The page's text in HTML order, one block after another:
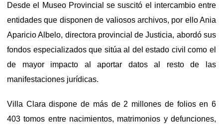
Desde el Museo Provincial se suscitó el intercambio entre
entidades que disponen de valiosos archivos, por ello Ania
Aparicio Albelo, directora provincial de Justicia, abordó sus
fondos especializados que sitúa al del estado civil como el
de mayor impacto al aportar datos al resto de las
manifestaciones jurídicas.
Villa Clara dispone de más de 2 millones de folios en 6
403 tomos entre nacimientos, matrimonios y defunciones,